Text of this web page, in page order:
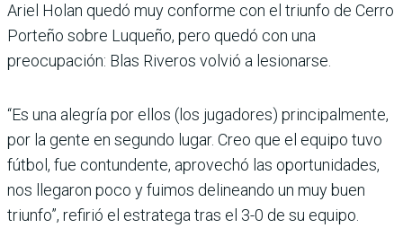
Ariel Holan quedó muy con­forme con el triunfo de Cerro
Porteño sobre Luqueño, pero quedó con una
preocupación: Blas Riveros volvió a lesio­narse.
“Es una alegría por ellos (los jugadores) princi­palmente,
por la gente en segundo lugar. Creo que el equipo tuvo
fútbol, fue contundente, aprovechó las oportunidades,
nos llegaron poco y fuimos delineando un muy buen
triunfo”, refirió el estra­tega tras el 3-0 de su equipo.